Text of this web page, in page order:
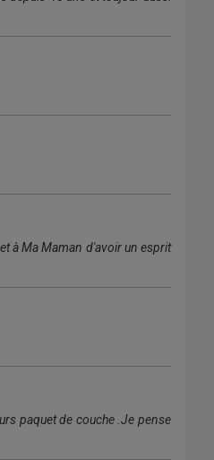
à Ma Maman d'avoir un esprit
paquet de couche .Je pense